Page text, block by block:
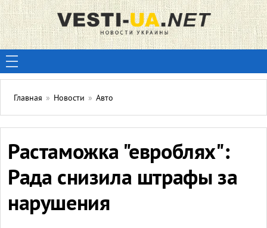
Главная » Новости » Авто
Растаможка "евроблях":
Рада снизила штрафы за
нарушения